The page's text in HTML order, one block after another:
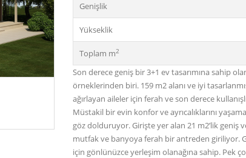
Genişlik
Yükseklik
Toplam m2
Son derece geniş bir 3+1 ev tasarımına sahip
örneklerinden biri. 159 m2 alanı ve iyi
ağırlayan aileler için ferah ve son derece
Müstakil bir evin konfor ve ayrıcalıklarını
göz dolduruyor. Girişte yer alan 21 m2’lik geniş
mutfak ve banyoya ferah bir antreden giriliyor.
için gönlünüzce yerleşim olanağına sahip. Pek